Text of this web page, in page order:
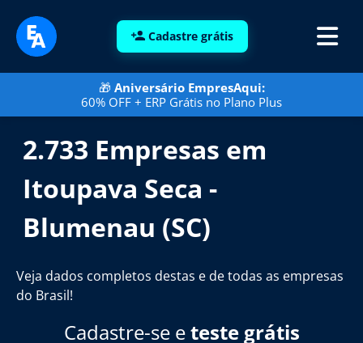
Cadastre grátis
🎁 Aniversário EmpresAqui:
60% OFF + ERP Grátis no Plano Plus
2.733 Empresas em
Itoupava Seca -
Blumenau (SC)
Veja dados completos destas e de todas as empresas
do Brasil!
Cadastre-se eteste grátis